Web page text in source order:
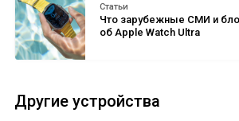
Статьи
Что зарубежные СМИ и
об Apple Watch Ultra
Другие устройства